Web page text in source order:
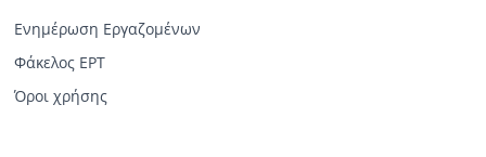
Ενημέρωση Εργαζομένων
Φάκελος ΕΡΤ
Όροι χρήσης